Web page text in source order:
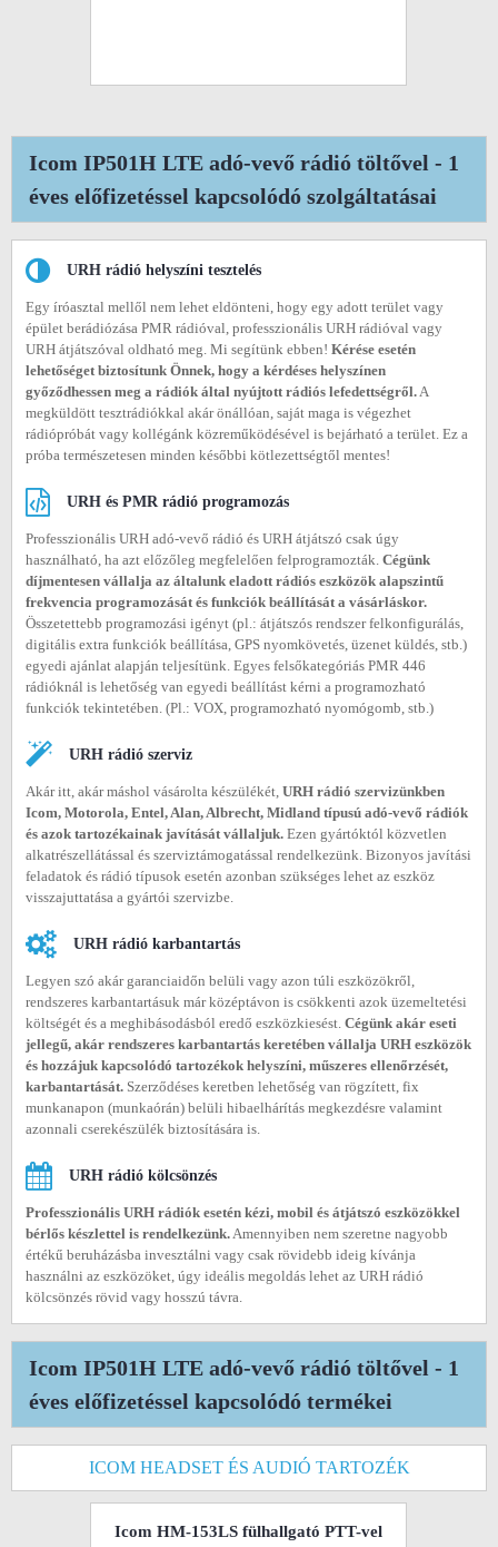
Icom IP501H LTE adó-vevő rádió töltővel - 1
éves előfizetéssel kapcsolódó szolgáltatásai
URH rádió helyszíni tesztelés
Egy íróasztal mellől nem lehet eldönteni, hogy egy adott terület vagy
épület berádiózása PMR rádióval, professzionális URH rádióval vagy
URH átjátszóval oldható meg. Mi segítünk ebben! Kérése esetén
lehetőséget biztosítunk Önnek, hogy a kérdéses helyszínen
győződhessen meg a rádiók által nyújtott rádiós lefedettségről. A
megküldött tesztrádiókkal akár önállóan, saját maga is végezhet
rádiópróbát vagy kollégánk közreműködésével is bejárható a terület. Ez a
próba természetesen minden későbbi kötlezettségtől mentes!
URH és PMR rádió programozás
Professzionális URH adó-vevő rádió és URH átjátszó csak úgy
használható, ha azt előzőleg megfelelően felprogramozták. Cégünk
díjmentesen vállalja az általunk eladott rádiós eszközök alapszintű
frekvencia programozását és funkciók beállítását a vásárláskor.
Összetettebb programozási igényt (pl.: átjátszós rendszer felkonfigurálás,
digitális extra funkciók beállítása, GPS nyomkövetés, üzenet küldés, stb.)
egyedi ajánlat alapján teljesítünk. Egyes felsőkategóriás PMR 446
rádióknál is lehetőség van egyedi beállítást kérni a programozható
funkciók tekintetében. (Pl.: VOX, programozható nyomógomb, stb.)
URH rádió szerviz
Akár itt, akár máshol vásárolta készülékét, URH rádió szervizünkben
Icom, Motorola, Entel, Alan, Albrecht, Midland típusú adó-vevő rádiók
és azok tartozékainak javítását vállaljuk. Ezen gyártóktól közvetlen
alkatrészellátással és szerviztámogatással rendelkezünk. Bizonyos javítási
feladatok és rádió típusok esetén azonban szükséges lehet az eszköz
visszajuttatása a gyártói szervizbe.
URH rádió karbantartás
Legyen szó akár garanciaidőn belüli vagy azon túli eszközökről,
rendszeres karbantartásuk már középtávon is csökkenti azok üzemeltetési
költségét és a meghibásodásból eredő eszközkiesést. Cégünk akár eseti
jellegű, akár rendszeres karbantartás keretében vállalja URH eszközök
és hozzájuk kapcsolódó tartozékok helyszíni, műszeres ellenőrzését,
karbantartását. Szerződéses keretben lehetőség van rögzített, fix
munkanapon (munkaórán) belüli hibaelhárítás megkezdésre valamint
azonnali cserekészülék biztosítására is.
URH rádió kölcsönzés
Professzionális URH rádiók esetén kézi, mobil és átjátszó eszközökkel
bérlős készlettel is rendelkezünk. Amennyiben nem szeretne nagyobb
értékű beruházásba invesztálni vagy csak rövidebb ideig kívánja
használni az eszközöket, úgy ideális megoldás lehet az URH rádió
kölcsönzés rövid vagy hosszú távra.
Icom IP501H LTE adó-vevő rádió töltővel - 1
éves előfizetéssel kapcsolódó termékei
ICOM HEADSET ÉS AUDIÓ TARTOZÉK
Icom HM-153LS fülhallgató PTT-vel